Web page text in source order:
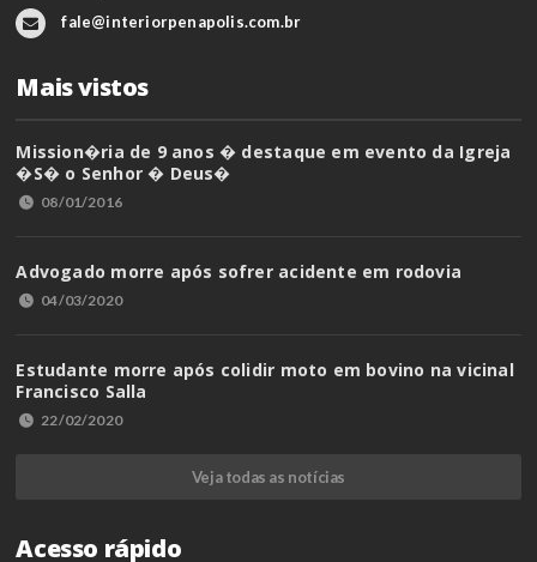
fale@interiorpenapolis.com.br
Mais vistos
Mission�ria de 9 anos � destaque em evento da Igreja
�S� o Senhor � Deus�
08/01/2016
Advogado morre após sofrer acidente em rodovia
04/03/2020
Estudante morre após colidir moto em bovino na vicinal
Francisco Salla
22/02/2020
Veja todas as notícias
Acesso rápido